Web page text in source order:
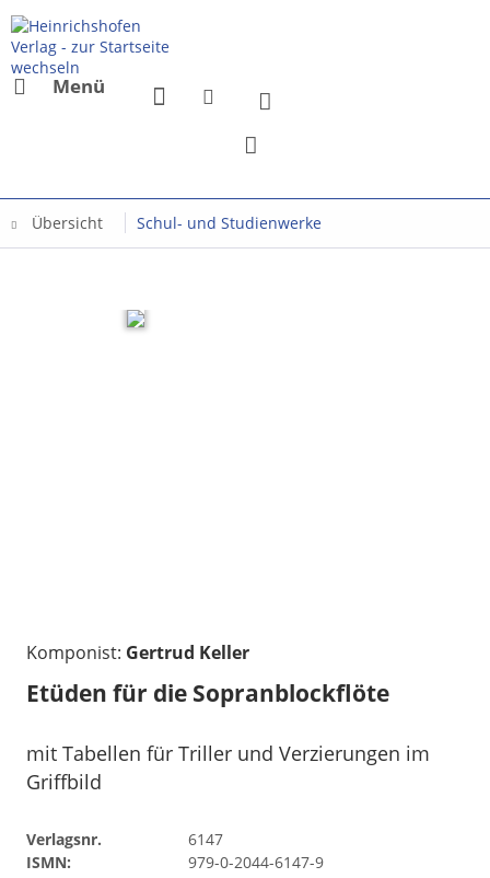
Menü
Übersicht Schul- und Studienwerke
Komponist: Gertrud Keller
Etüden für die Sopranblockflöte
mit Tabellen für Triller und Verzierungen im
Griffbild
Verlagsnr.
6147
ISMN:
979-0-2044-6147-9